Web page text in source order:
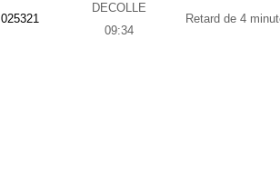
025321
DECOLLE
09:34
Retard de 4